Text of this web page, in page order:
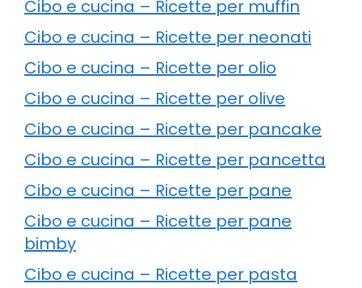
Cibo e cucina – Ricette per muffin
Cibo e cucina – Ricette per neonati
Cibo e cucina – Ricette per olio
Cibo e cucina – Ricette per olive
Cibo e cucina – Ricette per pancake
Cibo e cucina – Ricette per pancetta
Cibo e cucina – Ricette per pane
Cibo e cucina – Ricette per pane
bimby
Cibo e cucina – Ricette per pasta